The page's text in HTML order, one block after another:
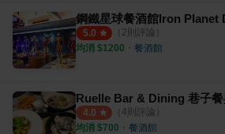
5.0 （ 2則評論）
均消 $1200 ・ 餐酒館
Ruelle Bar & Dining 巷子
4.0 （ 4則評論）
均消 $700 ・ 餐酒館